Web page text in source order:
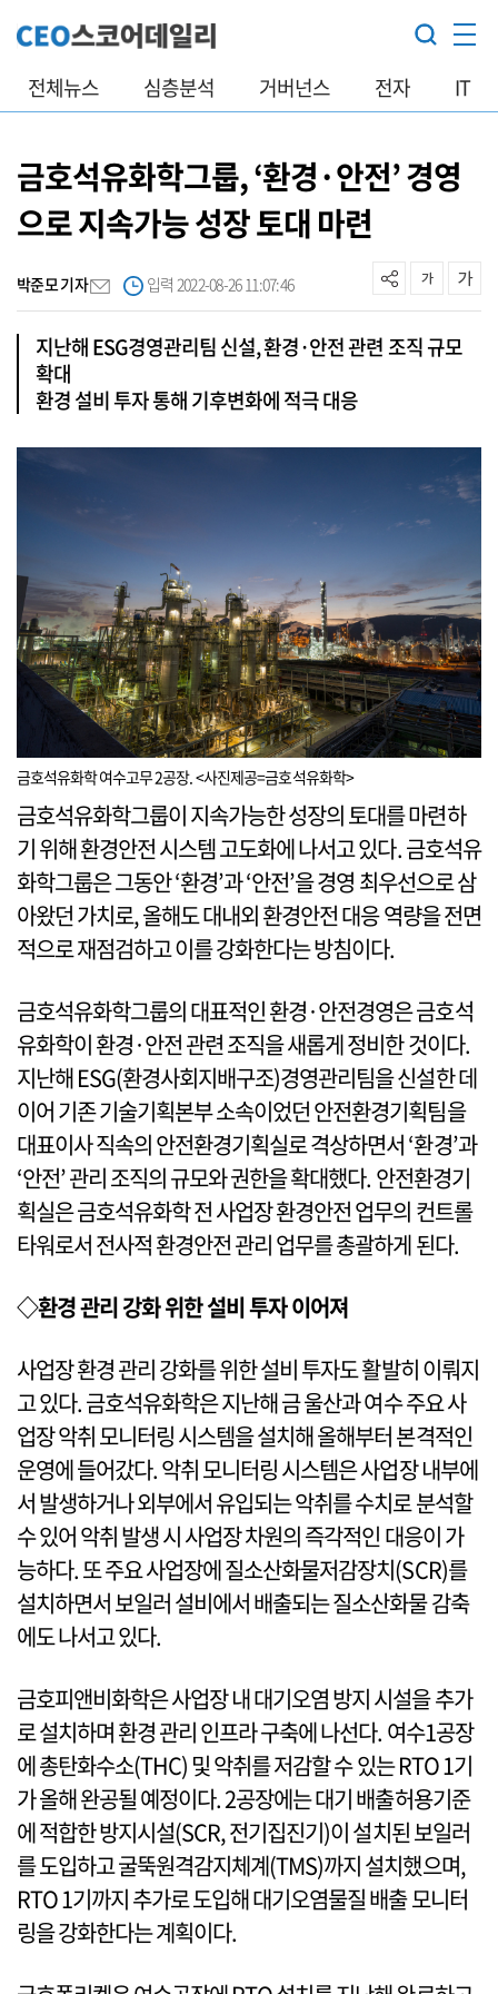
전체뉴스 심층분석 거버넌스 전자 IT
금호석유화학그룹, ‘환경·안전’ 경영
으로 지속가능 성장 토대 마련
박준모 기자 입력 2022-08-26 11:07:46
지난해 ESG경영관리팀 신설, 환경·안전 관련 조직 규모
확대
환경 설비 투자 통해 기후변화에 적극 대응
금호석유화학 여수고무 2공장. <사진제공=금호석유화학>
금호석유화학그룹이 지속가능한 성장의 토대를 마련하
기 위해 환경안전 시스템 고도화에 나서고 있다. 금호석유
화학그룹은 그동안 ‘환경’과 ‘안전’을 경영 최우선으로 삼
아왔던 가치로, 올해도 대내외 환경안전 대응 역량을 전면
적으로 재점검하고 이를 강화한다는 방침이다.
금호석유화학그룹의 대표적인 환경·안전경영은 금호석
유화학이 환경·안전 관련 조직을 새롭게 정비한 것이다.
지난해 ESG(환경사회지배구조)경영관리팀을 신설한 데
이어 기존 기술기획본부 소속이었던 안전환경기획팀을
대표이사 직속의 안전환경기획실로 격상하면서 ‘환경’과
‘안전’ 관리 조직의 규모와 권한을 확대했다. 안전환경기
획실은 금호석유화학 전 사업장 환경안전 업무의 컨트롤
타워로서 전사적 환경안전 관리 업무를 총괄하게 된다.
◇환경 관리 강화 위한 설비 투자 이어져
사업장 환경 관리 강화를 위한 설비 투자도 활발히 이뤄지
고 있다. 금호석유화학은 지난해 금 울산과 여수 주요 사
업장 악취 모니터링 시스템을 설치해 올해부터 본격적인
운영에 들어갔다. 악취 모니터링 시스템은 사업장 내부에
서 발생하거나 외부에서 유입되는 악취를 수치로 분석할
수 있어 악취 발생 시 사업장 차원의 즉각적인 대응이 가
능하다. 또 주요 사업장에 질소산화물저감장치(SCR)를
설치하면서 보일러 설비에서 배출되는 질소산화물 감축
에도 나서고 있다.
금호피앤비화학은 사업장 내 대기오염 방지 시설을 추가
로 설치하며 환경 관리 인프라 구축에 나선다. 여수1공장
에 총탄화수소(THC) 및 악취를 저감할 수 있는 RTO 1기
가 올해 완공될 예정이다. 2공장에는 대기 배출허용기준
에 적합한 방지시설(SCR, 전기집진기)이 설치된 보일러
를 도입하고 굴뚝원격감지체계(TMS)까지 설치했으며,
RTO 1기까지 추가로 도입해 대기오염물질 배출 모니터
링을 강화한다는 계획이다.